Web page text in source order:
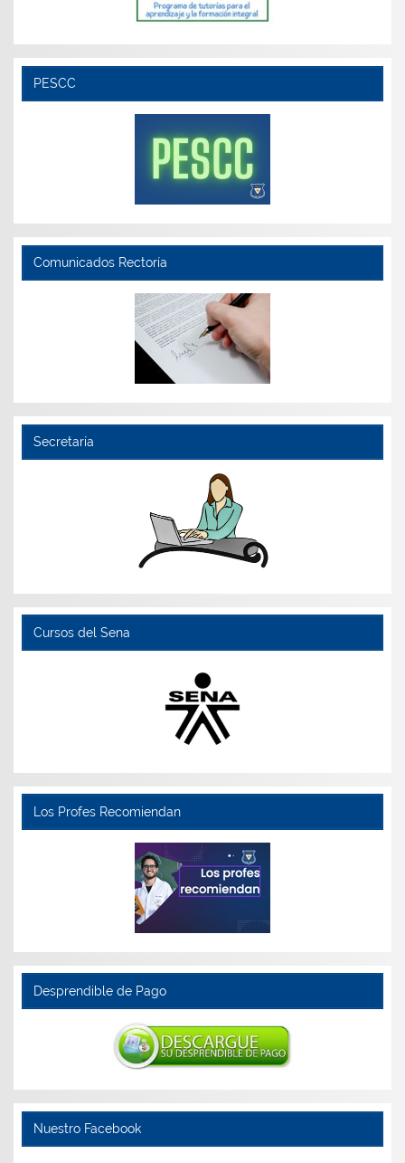
PESCC
Comunicados Rectoría
Secretaría
Cursos del Sena
Los Profes Recomiendan
Desprendible de Pago
Nuestro Facebook